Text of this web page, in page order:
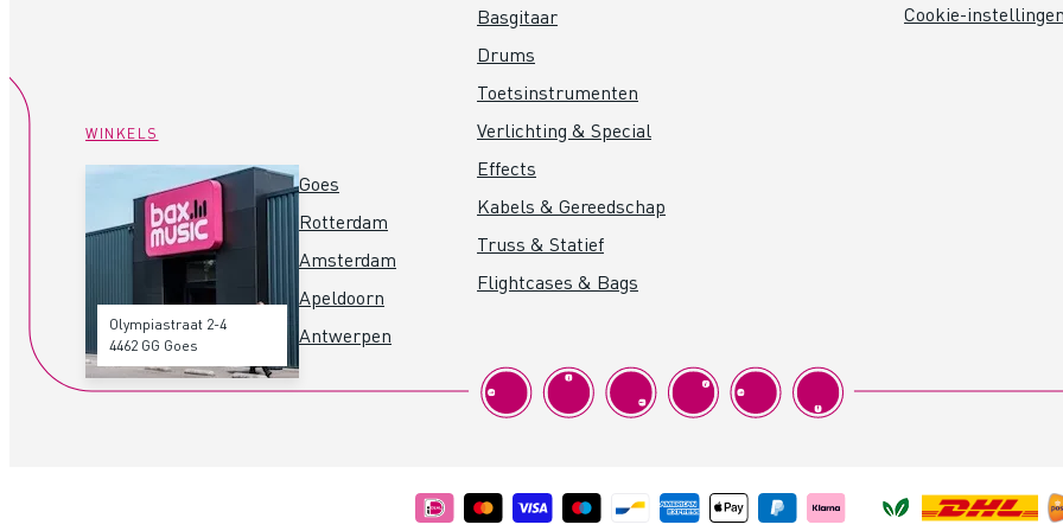
WINKELS
Olympiastraat 2-4
4462 GG Goes
Goes
Rotterdam
Amsterdam
Apeldoorn
Antwerpen
Basgitaar
Drums
Toetsinstrumenten
Verlichting & Special
Effects
Kabels & Gereedschap
Truss & Statief
Flightcases & Bags
Cookie-